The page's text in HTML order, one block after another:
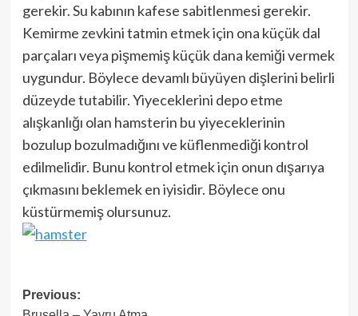
gerekir. Su kabının kafese sabitlenmesi gerekir.
Kemirme zevkini tatmin etmek için ona küçük dal
parçaları veya pişmemiş küçük dana kemiği vermek
uygundur. Böylece devamlı büyüyen dişlerini belirli
düzeyde tutabilir. Yiyeceklerini depo etme
alışkanlığı olan hamsterin bu yiyeceklerinin
bozulup bozulmadığını ve küflenmediği kontrol
edilmelidir. Bunu kontrol etmek için onun dışarıya
çıkmasını beklemek en iyisidir. Böylece onu
küstürmemiş olursunuz.
Post
Previous: